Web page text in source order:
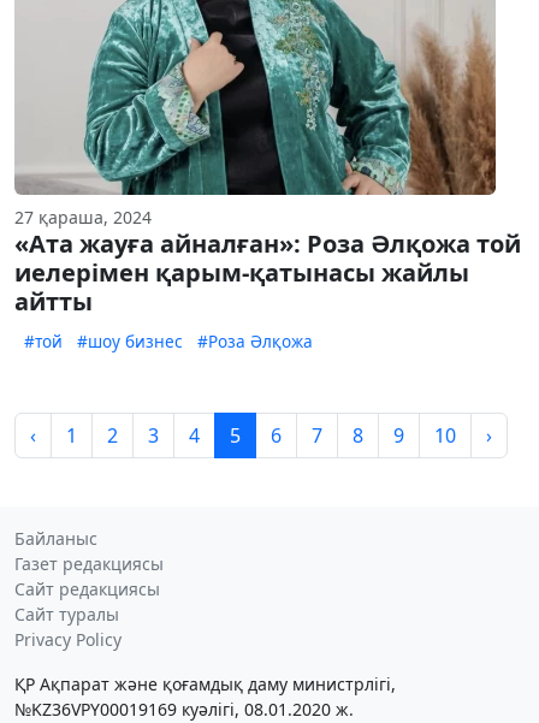
27 қараша, 2024
«Ата жауға айналған»: Роза Әлқожа той
иелерімен қарым-қатынасы жайлы
айтты
#той #шоу бизнес #Роза Әлқожа
‹ 1 2 3 4 5 6 7 8 9 10 ›
Байланыс
Газет редакциясы
Сайт редакциясы
Сайт туралы
Privacy Policy
ҚР Ақпарат және қоғамдық даму министрлігі,
№KZ36VPY00019169 куәлігі, 08.01.2020 ж.